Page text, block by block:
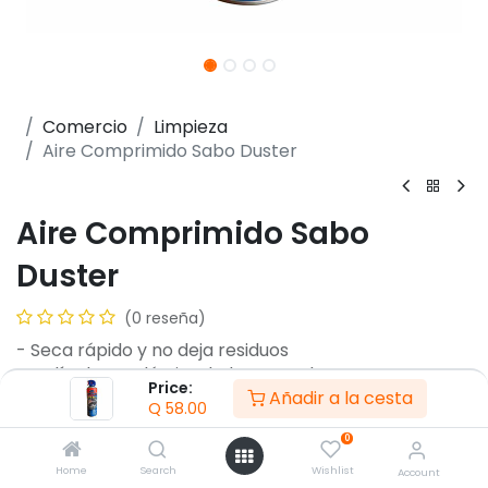
Price:
Q 58.00 Añadir a la cesta
Home Search
0
Wishlist Account
Comercio
Limpieza
Aire Comprimido Sabo Duster
Aire Comprimido Sabo
Duster
(0 reseña)
- Seca rápido y no deja residuos
- Aplícalo en plástico, hule y metal
- No es conductivo
- Quita grasa, goma y suciedad
- Útil en contactos y circuitos
- Útil en procesadores y tarjetas